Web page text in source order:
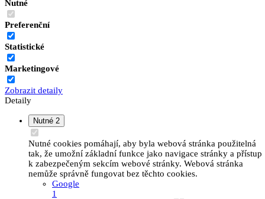
Nutné
Preferenční
Statistické
Marketingové
Zobrazit detaily
Detaily
Nutné 2
Nutné cookies pomáhají, aby byla webová stránka použitelná
tak, že umožní základní funkce jako navigace stránky a přístup
k zabezpečeným sekcím webové stránky. Webová stránka
nemůže správně fungovat bez těchto cookies.
Google
1